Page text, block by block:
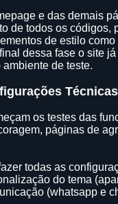
e das demais
de todos os códigos,
de estilo
dessa fase o site
de teste.
Técnicas
os testes das
páginas de
todas as
do tema
(whatsapp e